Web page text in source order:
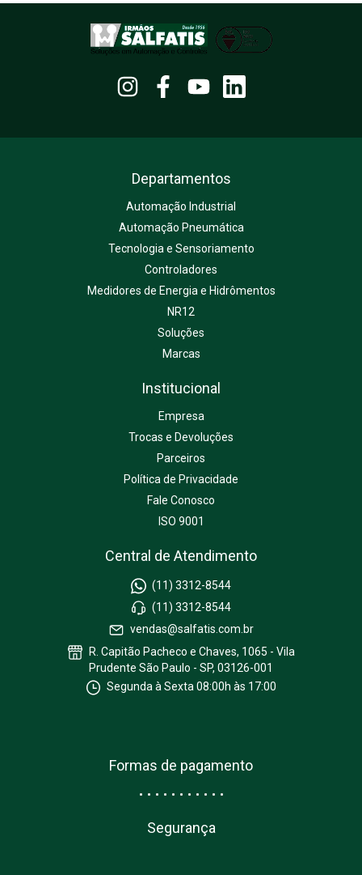
Departamentos
Automação Industrial
Automação Pneumática
Tecnologia e Sensoriamento
Controladores
Medidores de Energia e Hidrômentos
NR12
Soluções
Marcas
Institucional
Empresa
Trocas e Devoluções
Parceiros
Política de Privacidade
Fale Conosco
ISO 9001
Central de Atendimento
(11) 3312-8544
(11) 3312-8544
vendas@salfatis.com.br
R. Capitão Pacheco e Chaves, 1065 - Vila
Prudente São Paulo - SP, 03126-001
Segunda à Sexta 08:00h às 17:00
Formas de pagamento
Segurança